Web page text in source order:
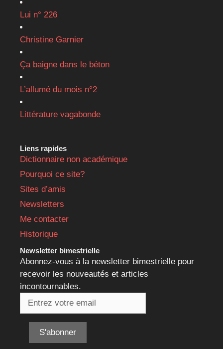
Lui n° 226
Christine Garnier
Ça baigne dans le béton
L’allumé du mois n°2
Littérature vagabonde
Liens rapides
Dictionnaire non académique
Pourquoi ce site?
Sites d’amis
Newsletters
Me contacter
Historique
Newsletter bimestrielle
Abonnez-vous à la newsletter bimestrielle pour
recevoir les nouveautés et articles
incontournables.